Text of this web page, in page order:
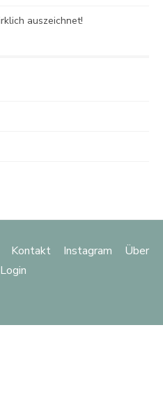
auszeichnet!
Kontakt Instagram
Über
Login